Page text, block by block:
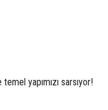
yapımızı sarsıyor!